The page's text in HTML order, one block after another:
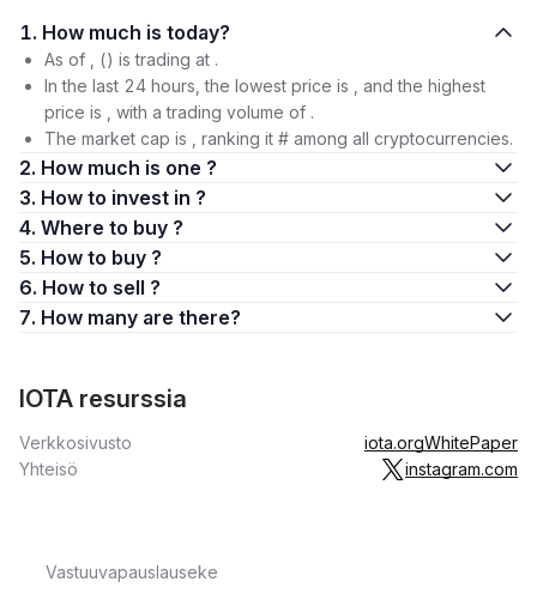
1. How much is today?
As of , () is trading at .
In the last 24 hours, the lowest price is , and the highest
price is , with a trading volume of .
The market cap is , ranking it # among all cryptocurrencies.
2. How much is one ?
3. How to invest in ?
4. Where to buy ?
5. How to buy ?
6. How to sell ?
7. How many are there?
IOTA resurssia
Verkkosivusto iota.orgWhitePaper
Yhteisö
instagram.com
Vastuuvapauslauseke